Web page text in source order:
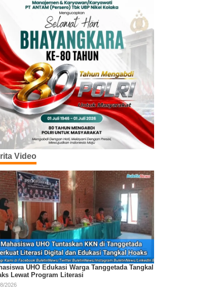
Video
UHO Edukasi Warga Tanggetada Tangkal
Lewat Program Literasi
2026